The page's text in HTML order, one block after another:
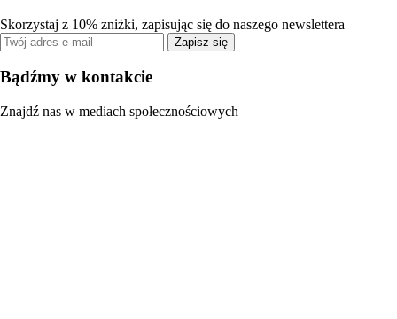
Skorzystaj z 10% zniżki, zapisując się do naszego newslettera
Zapisz się
Bądźmy w kontakcie
Znajdź nas w mediach społecznościowych